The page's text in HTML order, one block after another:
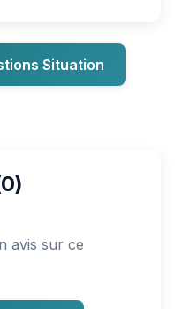
Situation
avis sur ce